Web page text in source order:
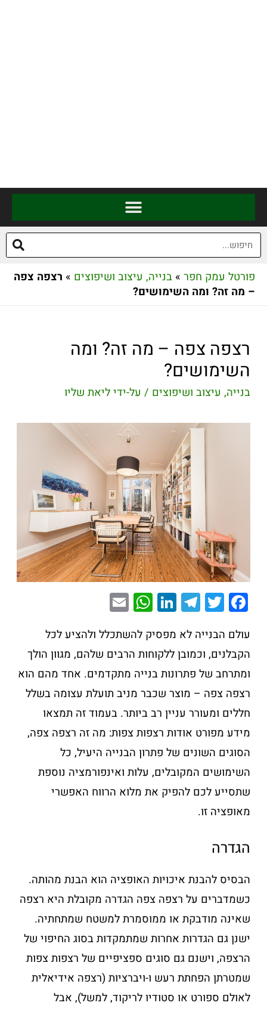
פורטל עמק חפר » בנייה, עיצוב ושיפוצים » רצפה צפה
– מה זה? ומה השימושים?
רצפה צפה – מה זה? ומה
השימושים?
בנייה, עיצוב ושיפוצים / על-ידיליאת שליו
F
a
c
e
b
o
o
k
T
wi
tt
er
T
el
e
gr
a
m
Li
n
k
e
dI
n
W
h
at
s
A
p
p
ai
l
עולם הבנייה לא מפסיק להשתכלל ולהציע לכל
הקבלנים, וכמובן ללקוחות הרבים שלהם, מגוון הולך
ומתרחב של פתרונות בנייה מתקדמים. אחד מהם הוא
רצפה צפה – מוצר שכבר מניב תועלת עצומה בשלל
חללים ומעורר עניין רב ביותר. בעמוד זה תמצאו
מידע מפורט אודות רצפות צפות: מה זה רצפה צפה,
הסוגים השונים של פתרון הבנייה היעיל, כל
השימושים המקובלים, עלות ואינפורמציה נוספת
שתסייע לכם להפיק את מלוא הרווח האפשרי
מאופציה זו.
הגדרה
הבסיס להבנת איכויות האופציה הוא הבנת מהותה.
כשמדברים על רצפה צפה הגדרה מקובלת היא רצפה
שאינה מודבקת או ממוסמרת למשטח שמתחתיה.
ישנן גם הגדרות אחרות שמתמקדות בסוג החיפוי של
הרצפה, וישנם גם סוגים ספציפיים של רצפות צפות
שמטרתן הפחתת רעש ו-ויברציות (רצפה אידיאלית
לאולם ספורט או סטודיו לריקוד, למשל), אבל